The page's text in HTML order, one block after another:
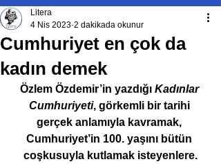
Cumhuriyet en çok da
kadın demek
Litera
4 Nis 2023 2 dakikada okunur
Özlem Özdemir’in yazdığı Kadınlar
Cumhuriyeti, görkemli bir tarihi
gerçek anlamıyla kavramak,
Cumhuriyet’in 100. yaşını bütün
coşkusuyla kutlamak isteyenlere.